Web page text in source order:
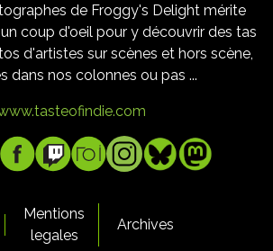
de Froggy's Delight mérite
coup d'oeil pour y découvrir des tas
d'artistes sur scènes et hors scène,
dans nos colonnes ou pas ...
Mentions
legales
Archives